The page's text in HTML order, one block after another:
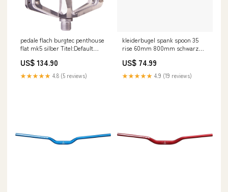
pedale flach burgtec penthouse
flat mk5 silber Titel:Default
US$ 134.90
★★★★★ 4.8 (5 reviews)
kleiderbugel spank spoon 35
rise 60mm 800mm schwarz
US$ 74.99
★★★★★ 4.9 (19 reviews)